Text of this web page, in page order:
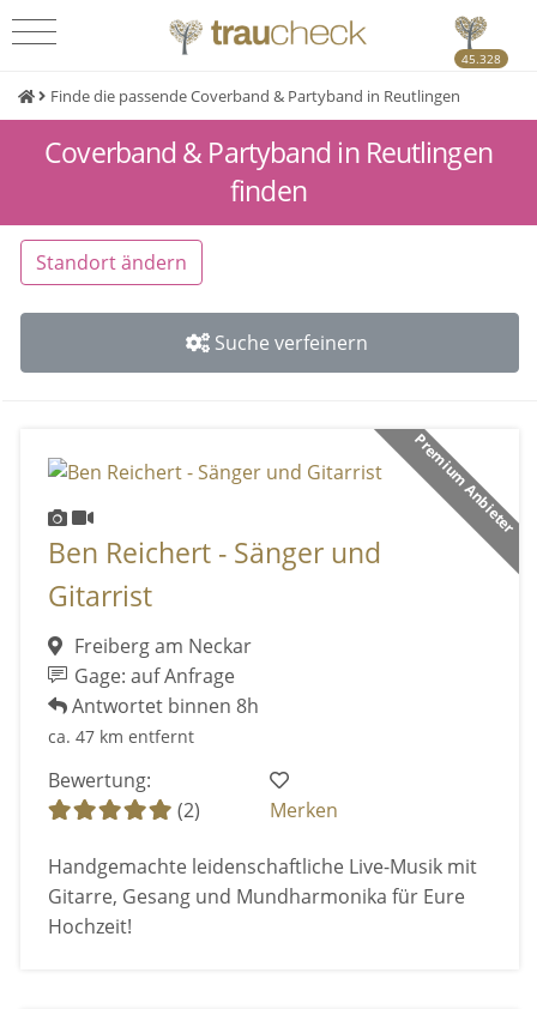
45.328
Finde die passende Coverband & Partyband in Reutlingen
Coverband & Partyband in Reutlingen
finden
Standort ändern
Suche verfeinern
Premium Anbieter
Ben Reichert - Sänger und
Gitarrist
Freiberg am Neckar
Gage: auf Anfrage
Antwortet binnen 8h
ca. 47 km entfernt
Bewertung:
(2)
Merken
Handgemachte leidenschaftliche Live-Musik mit
Gitarre, Gesang und Mundharmonika für Eure
Hochzeit!